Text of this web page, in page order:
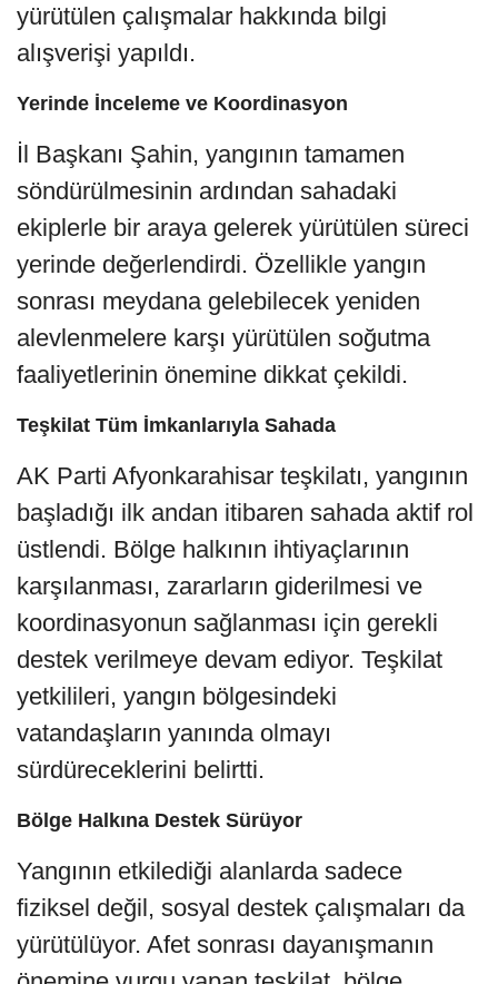
yürütülen çalışmalar hakkında bilgi
alışverişi yapıldı.
Yerinde İnceleme ve Koordinasyon
İl Başkanı Şahin, yangının tamamen
söndürülmesinin ardından sahadaki
ekiplerle bir araya gelerek yürütülen süreci
yerinde değerlendirdi. Özellikle yangın
sonrası meydana gelebilecek yeniden
alevlenmelere karşı yürütülen soğutma
faaliyetlerinin önemine dikkat çekildi.
Teşkilat Tüm İmkanlarıyla Sahada
AK Parti Afyonkarahisar teşkilatı, yangının
başladığı ilk andan itibaren sahada aktif rol
üstlendi. Bölge halkının ihtiyaçlarının
karşılanması, zararların giderilmesi ve
koordinasyonun sağlanması için gerekli
destek verilmeye devam ediyor. Teşkilat
yetkilileri, yangın bölgesindeki
vatandaşların yanında olmayı
sürdüreceklerini belirtti.
Bölge Halkına Destek Sürüyor
Yangının etkilediği alanlarda sadece
fiziksel değil, sosyal destek çalışmaları da
yürütülüyor. Afet sonrası dayanışmanın